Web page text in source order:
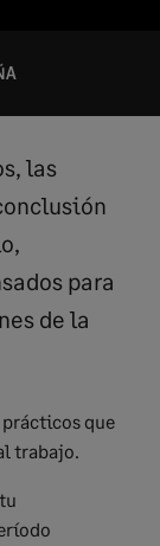
las
para
de la
que
trabajo.